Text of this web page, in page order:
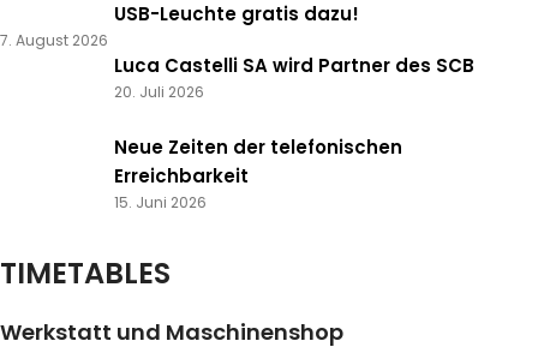
USB-Leuchte gratis dazu!
7. August 2026
Luca Castelli SA wird Partner des SCB
20. Juli 2026
Neue Zeiten der telefonischen
Erreichbarkeit
15. Juni 2026
TIMETABLES
Werkstatt und Maschinenshop